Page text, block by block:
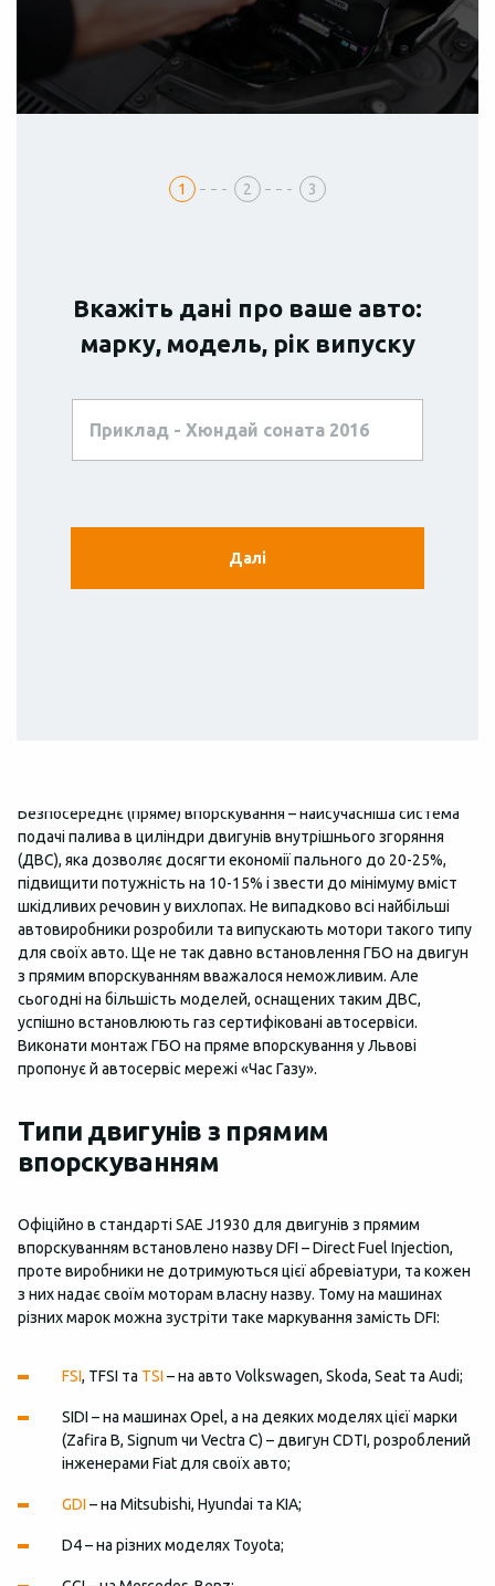
1 2 3
Вкажіть дані про ваше авто:
марку, модель, рік випуску
Далі
Безготівковий
Безпосереднє (пряме) впорскування – найсучасніша система
подачі палива в циліндри двигунів внутрішнього згоряння
(ДВС), яка дозволяє досягти економії пального до 20-25%,
підвищити потужність на 10-15% і звести до мінімуму вміст
шкідливих речовин у вихлопах. Не випадково всі найбільші
автовиробники розробили та випускають мотори такого типу
для своїх авто. Ще не так давно встановлення ГБО на двигун
з прямим впорскуванням вважалося неможливим. Але
сьогодні на більшість моделей, оснащених таким ДВС,
успішно встановлюють газ сертифіковані автосервіси.
Виконати монтаж ГБО на пряме впорскування у Львові
пропонує й автосервіс мережі «Час Газу».
Типи двигунів з прямим
впорскуванням
Офіційно в стандарті SAE J1930 для двигунів з прямим
впорскуванням встановлено назву DFI – Direct Fuel Injection,
проте виробники не дотримуються цієї абревіатури, та кожен
з них надає своїм моторам власну назву. Тому на машинах
різних марок можна зустріти таке маркування замість DFI:
FSI, TFSI та TSI– на авто Volkswagen, Skoda, Seat та Audi;
SIDI – на машинах Opel, а на деяких моделях цієї марки
(Zafira B, Signum чи Vectra C) – двигун CDTI, розроблений
інженерами Fiat для своїх авто;
GDI– на Mitsubishi, Hyundai та KIA;
D4 – на різних моделях Toyota;